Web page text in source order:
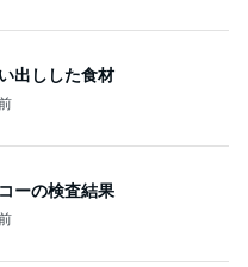
出しした食材
ーの検査結果